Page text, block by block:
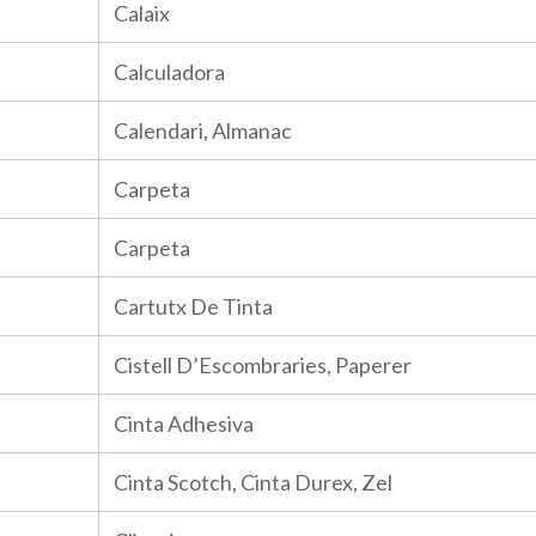
Calaix
Calculadora
Calendari, Almanac
Carpeta
Carpeta
Cartutx De Tinta
Cistell D’Escombraries, Paperer
Cinta Adhesiva
Cinta Scotch, Cinta Durex, Zel